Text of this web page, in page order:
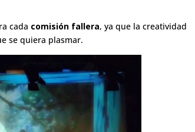
cada comisión fallera, ya que la creatividad
se quiera plasmar.